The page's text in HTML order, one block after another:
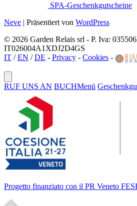
SPA-Geschenkgutscheine
Neve | Präsentiert von WordPress
© 2026 Garden Relais srl - P. Iva:
IT026004A1XDJ2D4GS
IT /EN /DE - Privacy - Cookies -
RUF UNS AN BUCHMenü
Progetto finanziato con il PR Veneto